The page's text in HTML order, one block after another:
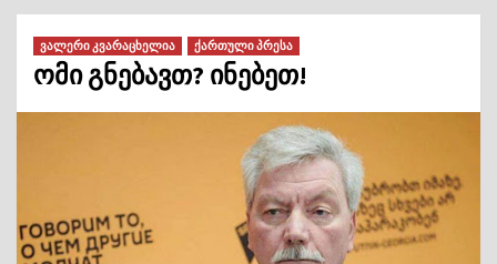
ვალერი კვარაცხელია ქართული პრესა
ომი გნებავთ? ინებეთ!